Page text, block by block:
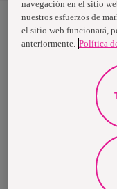
Nosotras, una marca
mundo, utilizan
propósito es romper
consumidores,
general. Vendemos en
principales marcas
como Actimove,
Lotus, Modibodi,
2024, Essity tuvo
euros y empleó a
ubicada en Estocolmo,
Más información en
navegación en el sitio
nuestros esfuerzos de
el sitio web funcionará,
anteriormente. Política